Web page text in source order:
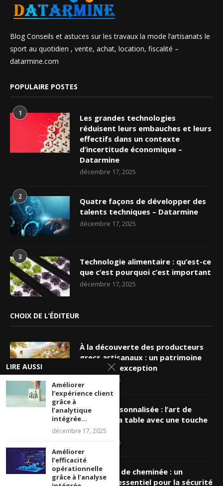
Blog Conseils et astuces sur les travaux la mode l’artisanats le
sport au quotidien , vente, achat, location, fiscalité –
datarmine.com
POPULAIRE POSTES
1
Les grandes technologies
réduisent leurs embauches et leurs
effectifs dans un contexte
d’incertitude économique –
Datarmine
décembre 17, 2025
2
Quatre façons de développer des
talents techniques – Datarmine
décembre 17, 2025
3
Technologie alimentaire : qu’est-ce
que c’est pourquoi c’est important
décembre 17, 2025
CHOIX DE L’ÉDITEUR
À la découverte des producteurs
grecs artisanaux : un patrimoine
culinaire d’exception
mars 19, 2026
Nappe personnalisée : l’art de
sublimer sa table avec une touche
unique
mars 16, 2026
Ramonage de cheminée : un
entretien essentiel pour la sécurité
LIRE AUSSI
Améliorer
l’expérience client
grâce à
l’analytique
intégrée...
décembre 17, 2025
Améliorer
l’efficacité
opérationnelle
grâce à l’analyse